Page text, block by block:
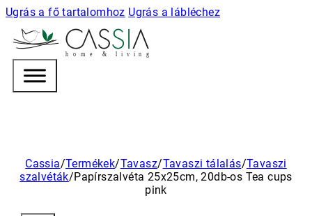
Ugrás a fő tartalomhoz Ugrás a lábléchez
h o m e & l i v i n g
Cassia/Termékek/Tavasz/Tavaszi tálalás/Tavaszi
szalvéták/Papírszalvéta 25x25cm, 20db-os Tea cups
pink